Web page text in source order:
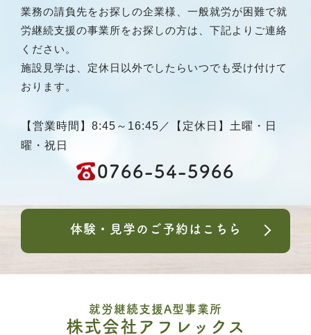
業務の請負先をお探しの企業様、一般就労が困難で就
労継続支援の事業所をお探しの方は、下記よりご連絡
ください。
施設見学は、定休日以外でしたらいつでも受け付けて
おります。
【営業時間】8:45～16:45／【定休日】土曜・日
曜・祝日
0766-54-5966
体験・見学のご予約はこちら
就労継続支援A型事業所
株式会社アフレックス